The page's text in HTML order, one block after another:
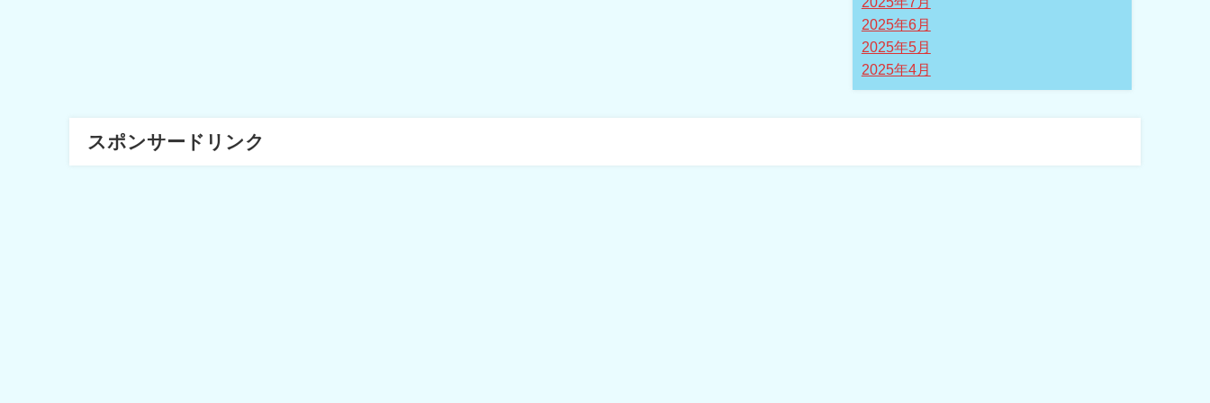
2025年6月
2025年5月
2025年4月
スポンサードリンク